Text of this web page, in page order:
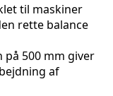
til maskiner
rette balance
på 500 mm giver
af